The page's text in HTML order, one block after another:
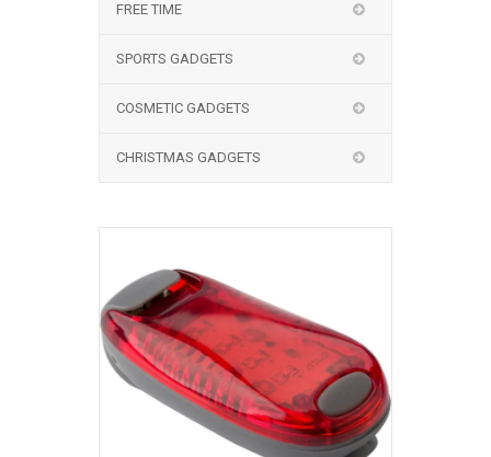
FREE TIME
SPORTS GADGETS
COSMETIC GADGETS
CHRISTMAS GADGETS